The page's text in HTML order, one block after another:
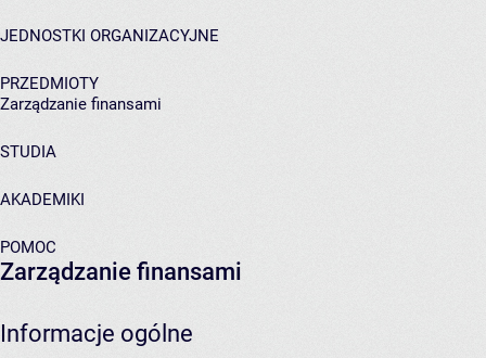
JEDNOSTKI ORGANIZACYJNE
PRZEDMIOTY
Zarządzanie finansami
STUDIA
AKADEMIKI
POMOC
Zarządzanie finansami
Informacje ogólne